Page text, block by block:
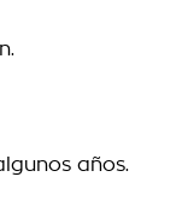
años.